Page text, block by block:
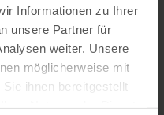
Informationen zu Ihrer
unsere Partner für
weiter. Unsere
möglicherweise mit
ihnen bereitgestellt